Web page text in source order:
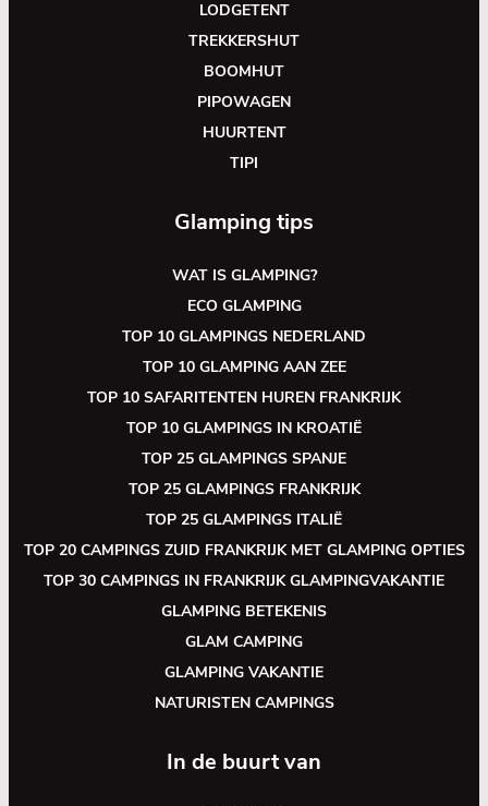
LODGETENT
TREKKERSHUT
BOOMHUT
PIPOWAGEN
HUURTENT
TIPI
Glamping tips
WAT IS GLAMPING?
ECO GLAMPING
TOP 10 GLAMPINGS NEDERLAND
TOP 10 GLAMPING AAN ZEE
TOP 10 SAFARITENTEN HUREN FRANKRIJK
TOP 10 GLAMPINGS IN KROATIË
TOP 25 GLAMPINGS SPANJE
TOP 25 GLAMPINGS FRANKRIJK
TOP 25 GLAMPINGS ITALIË
TOP 20 CAMPINGS ZUID FRANKRIJK MET GLAMPING OPTIES
TOP 30 CAMPINGS IN FRANKRIJK GLAMPINGVAKANTIE
GLAMPING BETEKENIS
GLAM CAMPING
GLAMPING VAKANTIE
NATURISTEN CAMPINGS
In de buurt van